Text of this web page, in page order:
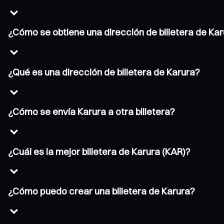
¿Cómo se obtiene una dirección de billetera de
¿Qué es una dirección de billetera de Karura?
¿Cómo se envía Karura a otra billetera?
¿Cuál es la mejor billetera de Karura (KAR)?
¿Cómo puedo crear una billetera de Karura?